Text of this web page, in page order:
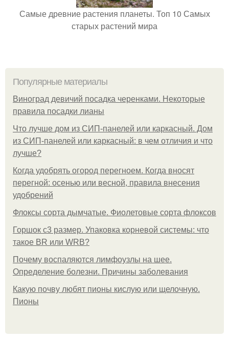
Самые древние растения планеты. Топ 10 Самых
старых растений мира
Популярные материалы
Виноград девичий посадка черенками. Некоторые
правила посадки лианы
Что лучше дом из СИП-панелей или каркасный. Дом
из СИП-панелей или каркасный: в чем отличия и что
лучше?
Когда удобрять огород перегноем. Когда вносят
перегной: осенью или весной, правила внесения
удобрений
Флоксы сорта дымчатые. Фиолетовые сорта флоксов
Горшок с3 размер. Упаковка корневой системы: что
такое BR или WRB?
Почему воспаляются лимфоузлы на шее.
Определение болезни. Причины заболевания
Какую почву любят пионы кислую или щелочную.
Пионы